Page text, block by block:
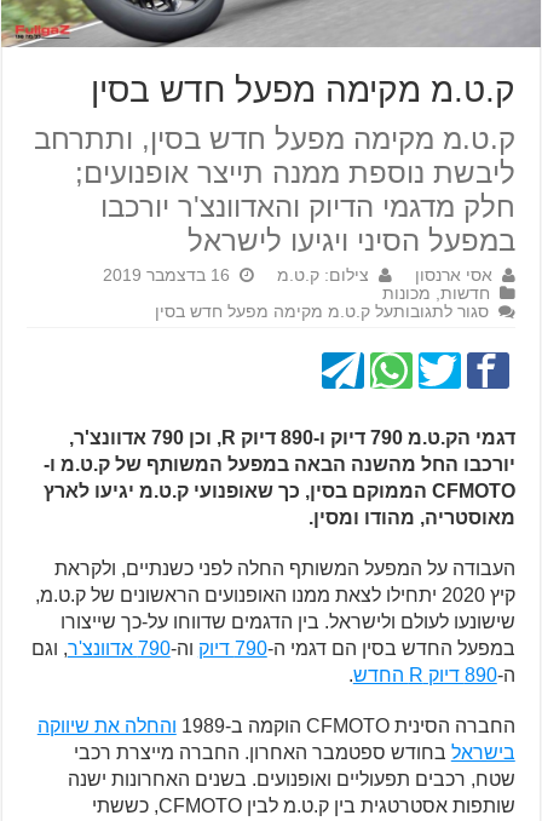
ק.ט.מ מקימה מפעל חדש בסין
ק.ט.מ מקימה מפעל חדש בסין, ותתרחב
ליבשת נוספת ממנה תייצר אופנועים;
חלק מדגמי הדיוק והאדוונצ'ר יורכבו
במפעל הסיני ויגיעו לישראל
אסי ארנסון צילום: ק.ט.מ
16 בדצמבר 2019
חדשות, מכונות
סגור לתגובותעל ק.ט.מ מקימה מפעל חדש בסין
דגמי הק.ט.מ 790 דיוק ו-890 דיוק R, וכן 790 אדוונצ'ר,
יורכבו החל מהשנה הבאה במפעל המשותף של ק.ט.מ ו-
CFMOTO הממוקם בסין, כך שאופנועי ק.ט.מ יגיעו לארץ
מאוסטריה, מהודו ומסין.
העבודה על המפעל המשותף החלה לפני כשנתיים, ולקראת
קיץ 2020 יתחילו לצאת ממנו האופנועים הראשונים של ק.ט.מ,
שישונעו לעולם ולישראל. בין הדגמים שדווחו על-כך שייצורו
במפעל החדש בסין הם דגמי ה-790 דיוק וה-790 אדוונצ'ר
, וגם
ה-890 דיוק R החדש .
החברה הסינית CFMOTO הוקמה ב-1989
והחלה את שיווקה
בישראל בחודש ספטמבר האחרון. החברה מייצרת רכבי
שטח, רכבים תפעוליים ואופנועים. בשנים האחרונות ישנה
שותפות אסטרטגית בין ק.ט.מ לבין CFMOTO, כששתי